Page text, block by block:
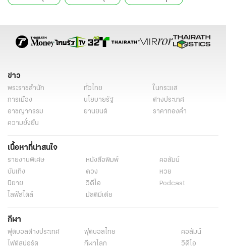
ข่าว
พระราชสำนัก ทั่วไทย
ในกระแส
การเมือง
นโยบายรัฐ
ต่างประเทศ
อาชญากรรม
ยานยนต์
ราคาทองคำ
ความยั่งยืน
เนื้อหาที่น่าสนใจ
รายงานพิเศษ หนังสือพิมพ์
คอลัมน์
บันเทิง
ดวง
หวย
นิยาย
วิดีโอ
Podcast
ไลฟ์สไตล์
มัลติมีเดีย
กีฬา
ฟุตบอลต่่างประเทศ ฟุตบอลไทย
คอลัมน์
ไฟต์สปอร์ต
กีฬาโลก
วิดีโอ